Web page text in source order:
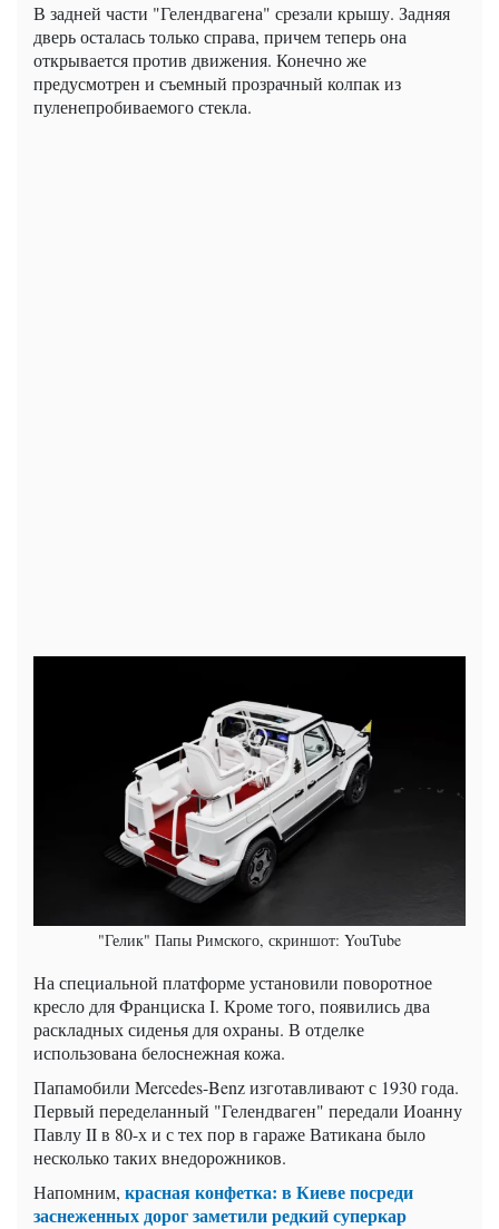
В задней части "Гелендвагена" срезали крышу. Задняя
дверь осталась только справа, причем теперь она
открывается против движения. Конечно же
предусмотрен и съемный прозрачный колпак из
пуленепробиваемого стекла.
"Гелик" Папы Римского, скриншот: YouTube
На специальной платформе установили поворотное
кресло для Франциска І. Кроме того, появились два
раскладных сиденья для охраны. В отделке
использована белоснежная кожа.
Папамобили Mercedes-Benz изготавливают с 1930 года.
Первый переделанный "Гелендваген" передали Иоанну
Павлу II в 80-х и с тех пор в гараже Ватикана было
несколько таких внедорожников.
Напомним, красная конфетка: в Киеве посреди
заснеженных дорог заметили редкий суперкар